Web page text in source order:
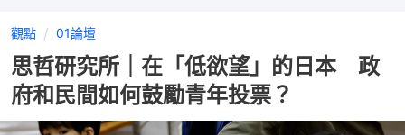
觀點 01論壇
思哲研究所｜在「低欲望」的日本 政
府和民間如何鼓勵青年投票？